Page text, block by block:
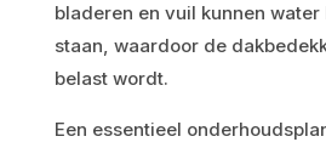
bladeren en vuil kunnen
staan, waardoor de
belast wordt.
Een essentieel